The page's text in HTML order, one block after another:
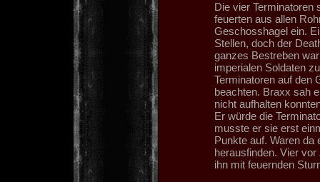
Die vier Terminatoren
feuerten aus allen
Geschosshagel ein.
Stellen, doch der
ganzes Bestreben
imperialen Soldaten
Terminatoren auf den
beachten. Braxx sah
nicht aufhalten
Er würde die
musste er sie erst
Punkte auf. Waren
herausfinden. Vier
ihn mit feuernden